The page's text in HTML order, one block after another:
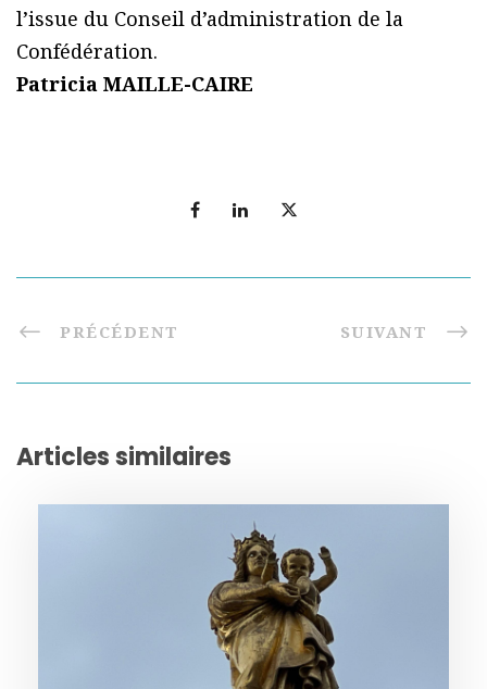
l’issue du Conseil d’administration de la
Confédération.
Patricia MAILLE-CAIRE
PRÉCÉDENT SUIVANT
Articles similaires